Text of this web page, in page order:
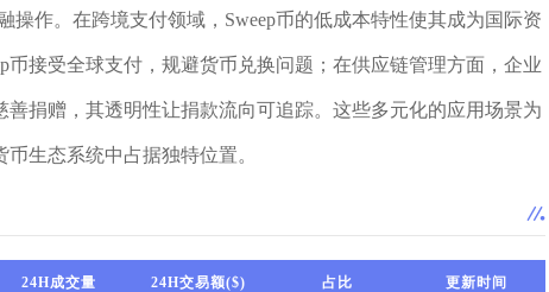
作。在跨境支付领域，Sweep币的低成本特性使其成为国际资
接受全球支付，规避货币兑换问题；在供应链管理方面，企业
捐赠，其透明性让捐款流向可追踪。这些多元化的应用场景为
生态系统中占据独特位置。
24H成交量 24H交易额($) 占比 更新时间